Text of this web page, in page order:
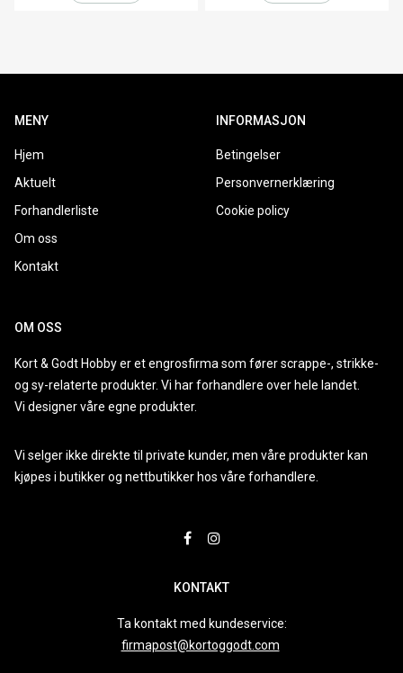
MENY
Hjem
Aktuelt
Forhandlerliste
Om oss
Kontakt
INFORMASJON
Betingelser
Personvernerklæring
Cookie policy
OM OSS
Kort & Godt Hobby er et engrosfirma som fører scrappe-, strikke-
og sy-relaterte produkter. Vi har forhandlere over hele landet.
Vi designer våre egne produkter.
Vi selger ikke direkte til private kunder, men våre produkter kan
kjøpes i butikker og nettbutikker hos våre forhandlere.
KONTAKT
Ta kontakt med kundeservice:
firmapost@kortoggodt.com